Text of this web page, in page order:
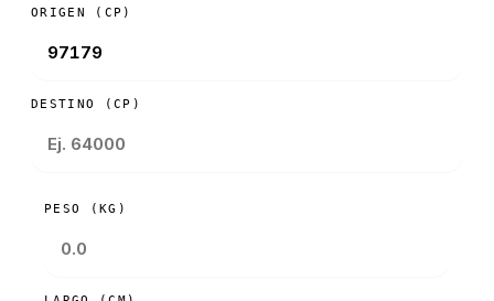
ORIGEN (CP)
DESTINO (CP)
PESO (KG)